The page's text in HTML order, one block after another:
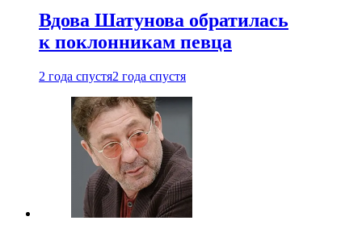
Вдова Шатунова обратилась
к поклонникам певца
2 года спустя2 года спустя